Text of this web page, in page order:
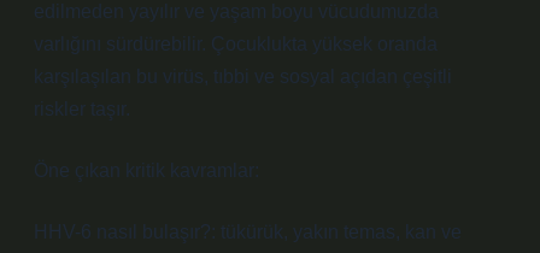
edilmeden yayılır ve yaşam boyu vücudumuzda
varlığını sürdürebilir. Çocuklukta yüksek oranda
karşılaşılan bu virüs, tıbbi ve sosyal açıdan çeşitli
riskler taşır.
Öne çıkan kritik kavramlar:
HHV-6 nasıl bulaşır?: tükürük, yakın temas, kan ve